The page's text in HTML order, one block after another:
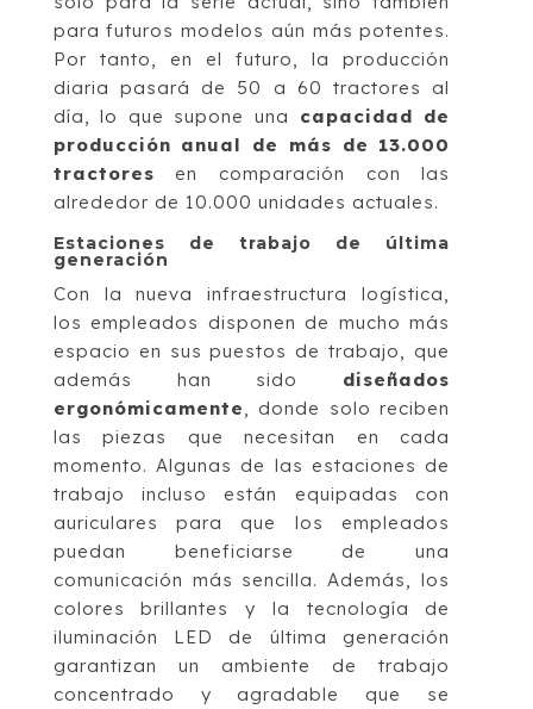
para futuros modelos aún más potentes.
Por tanto, en el futuro, la producción
diaria pasará de 50 a 60 tractores al
día, lo que supone una capacidad de
producción anual de más de 13.000
tractores en comparación con las
alrededor de 10.000 unidades actuales.
Estaciones de trabajo de última
generación
Con la nueva infraestructura logística,
los empleados disponen de mucho más
espacio en sus puestos de trabajo, que
además han sido diseñados
ergonómicamente , donde solo reciben
las piezas que necesitan en cada
momento. Algunas de las estaciones de
trabajo incluso están equipadas con
auriculares para que los empleados
puedan beneficiarse de una
comunicación más sencilla. Además, los
colores brillantes y la tecnología de
iluminación LED de última generación
garantizan un ambiente de trabajo
concentrado y agradable que se